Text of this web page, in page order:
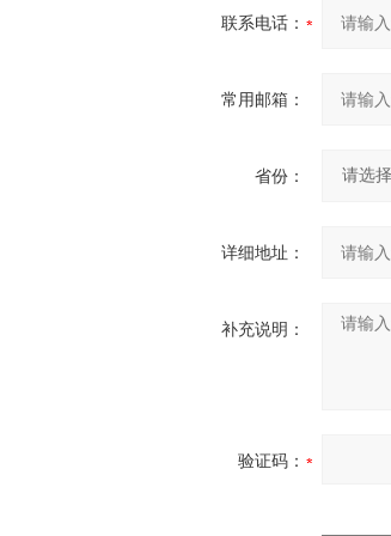
联系电话：
常用邮箱：
省份：
详细地址：
补充说明：
验证码：